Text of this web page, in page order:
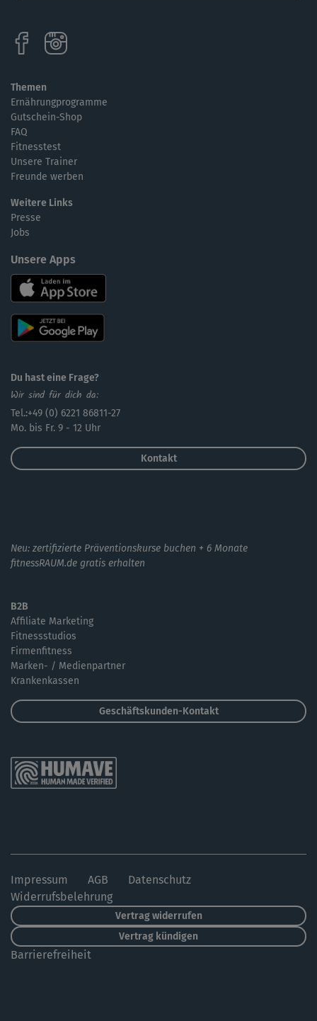
Themen
Ernährungprogramme
Gutschein-Shop
FAQ
Fitnesstest
Unsere Trainer
Freunde werben
Weitere Links
Presse
Jobs
Unsere Apps
Du hast eine Frage?
Wir sind für dich da:
Tel.:+49 (0) 6221 86811-27
Mo. bis Fr. 9 - 12 Uhr
Kontakt
Neu: zertifizierte Präventionskurse buchen + 6 Monate
fitnessRAUM.de gratis erhalten
B2B
Affiliate Marketing
Fitnessstudios
Firmenfitness
Marken- / Medienpartner
Krankenkassen
Geschäftskunden-Kontakt
Impressum AGB
Datenschutz
Widerrufsbelehrung
Vertrag widerrufen
Vertrag kündigen
Barrierefreiheit